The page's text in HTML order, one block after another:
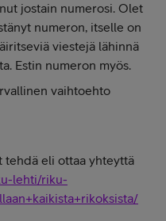
jostain numerosi. Olet
numeron, itselle on
viestejä lähinnä
Estin numeron myös.
vaihtoehto
tehdä eli ottaa yhteyttä
lehti/riku-